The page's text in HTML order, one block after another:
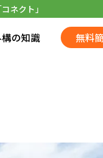
ネクト」
の知識 無料